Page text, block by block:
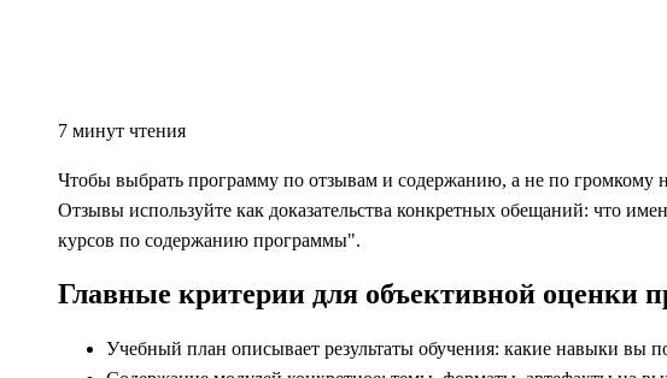
7 минут чтения
Чтобы выбрать программу по отзывам и содержанию, а не по громкому
Отзывы используйте как доказательства конкретных обещаний: что
курсов по содержанию программы".
Главные критерии для объективной оценки
Учебный план описывает результаты обучения: какие навыки вы